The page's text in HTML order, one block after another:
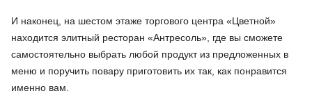
И наконец, на шестом этаже торгового центра «Цветной»
находится элитный ресторан «Антресоль», где вы сможете
самостоятельно выбрать любой продукт из предложенных в
меню и поручить повару приготовить их так, как понравится
именно вам.